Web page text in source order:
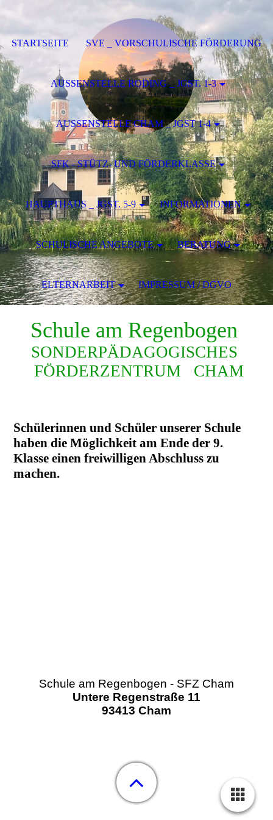
Schule am Regenbogen
SONDERPÄDAGOGISCHES
FÖRDERZENTRUM CHAM
Schülerinnen und Schüler unserer Schule
haben die Möglichkeit am Ende der 9.
Klasse einen freiwilligen Abschluss zu
machen.
Schule am Regenbogen - SFZ Cham
Untere Regenstraße 11
93413 Cham
STARTSEITE SVE _ VORSCHULISCHE FÖRDERUNG
AUSSENSTELLE RODING _ JGST. 1-3
AUSSENSTELLE CHAM _ JGST 1-4
SFK - STÜTZ- UND FÖRDERKLASSE
HAUPTHAUS _ JGST. 5-9 INFORMATIONEN
SCHULISCHE ANGEBOTE BERATUNG
ELTERNARBEIT IMPRESSUM / DGVO